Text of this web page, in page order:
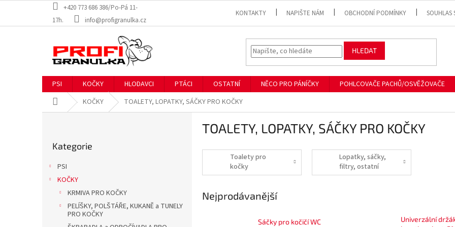
obsah
+420 773 686 386/Po-Pá 11-
17h.
info@profigranulka.cz
KONTAKTY NAPIŠTE NÁM OBCHODNÍ PODMÍNKY SOUHLAS
HLEDAT
PSI KOČKY HLODAVCI PTÁCI OSTATNÍ NĚCO PRO PÁNÍČKY POHLCOVAČE PACHŮ/OSVĚŽOVAČE
Domů KOČKY TOALETY, LOPATKY, SÁČKY PRO KOČKY
kategorie
Kategorie
PSI
KOČKY
KRMIVA PRO KOČKY
PELÍŠKY, POLŠTÁŘE, KUKANĚ a TUNELY
PRO KOČKY
TOALETY, LOPATKY, SÁČKY PRO KOČKY
Toalety pro
kočky
Lopatky, sáčky,
filtry, ostatní
příslušenství pro
Nejprodávanější
Sáčky pro kočičí WC
Univerzální